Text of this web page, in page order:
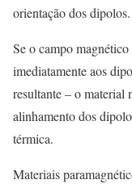
orientação dos dipolos.
Se o campo
imediatamente aos
resultante – o material
alinhamento dos
térmica.
Materiais